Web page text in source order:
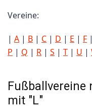
Vereine:
| A | B | C | D | E | F |
P | Q | R | S | T | U |
Fußballvereine
mit "L"